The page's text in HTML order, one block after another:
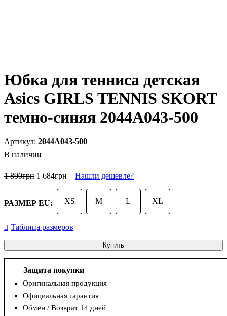
Юбка для тенниса детская
Asics GIRLS TENNIS SKORT
темно-синяя 2044A043-500
2044A043-500
В наличии
1 890грн 1 684грн Нашли дешевле?
РАЗМЕР EU: XS M L XL
Таблица размеров
Купить
Защита покупки
Оригинальная продукция
Официальная гарантия
Обмен / Возврат 14 дней